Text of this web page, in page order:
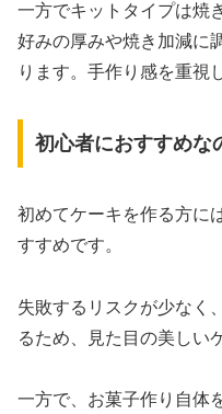
一方でキットタイプは焼
好みの厚みや焼き加減に
ります。手作り感を重視
初心者におすすめな
初めてケーキを作る方に
すすめです。
失敗するリスクが少なく
るため、見た目の美しい
一方で、お菓子作り自体